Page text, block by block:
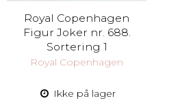
Royal Copenhagen
Figur Joker nr. 688.
Sortering 1
Royal Copenhagen
Ikke på lager